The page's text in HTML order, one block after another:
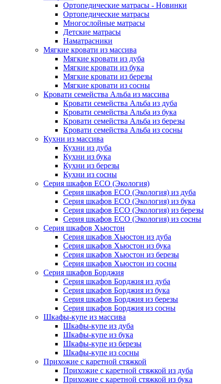
Ортопедические матрасы - Новинки
Ортопедические матрасы
Многослойные матрасы
Детские матрасы
Наматрасники
Мягкие кровати из массива
Мягкие кровати из дуба
Мягкие кровати из бука
Мягкие кровати из березы
Мягкие кровати из сосны
Кровати семейства Альба из массива
Кровати семейства Альба из дуба
Кровати семейства Альба из бука
Кровати семейства Альба из березы
Кровати семейства Альба из сосны
Кухни из массива
Кухни из дуба
Кухни из бука
Кухни из березы
Кухни из сосны
Серия шкафов ECO (Экология)
Серия шкафов ECO (Экология) из дуба
Серия шкафов ECO (Экология) из бука
Серия шкафов ECO (Экология) из березы
Серия шкафов ECO (Экология) из сосны
Серия шкафов Хьюстон
Серия шкафов Хьюстон из дуба
Серия шкафов Хьюстон из бука
Серия шкафов Хьюстон из березы
Серия шкафов Хьюстон из сосны
Серия шкафов Борджия
Серия шкафов Борджия из дуба
Серия шкафов Борджия из бука
Серия шкафов Борджия из березы
Серия шкафов Борджия из сосны
Шкафы-купе из массива
Шкафы-купе из дуба
Шкафы-купе из бука
Шкафы-купе из березы
Шкафы-купе из сосны
Прихожие с каретной стяжкой
Прихожие с каретной стяжкой из дуба
Прихожие с каретной стяжкой из бука